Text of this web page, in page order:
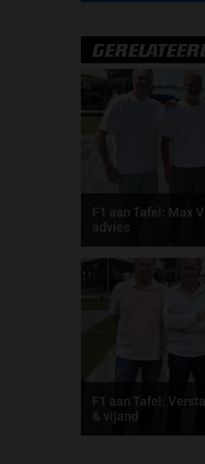
F1 aan Tafel: Max
advies
Max Verstappen
Russell weg bij
F1 aan Tafel:
& vijand